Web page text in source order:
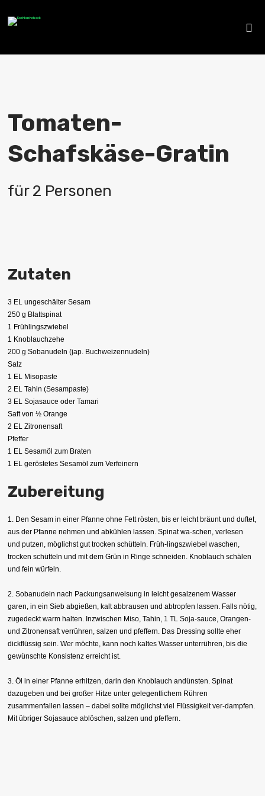
Tomaten-
Schafskäse-Gratin
für 2 Personen
Zutaten
3 EL ungeschälter Sesam
250 g Blattspinat
1 Frühlingszwiebel
1 Knoblauchzehe
200 g Sobanudeln (jap. Buchweizennudeln)
Salz
1 EL Misopaste
2 EL Tahin (Sesampaste)
3 EL Sojasauce oder Tamari
Saft von ½ Orange
2 EL Zitronensaft
Pfeffer
1 EL Sesamöl zum Braten
1 EL geröstetes Sesamöl zum Verfeinern
Zubereitung
1. Den Sesam in einer Pfanne ohne Fett rösten, bis er leicht bräunt und duftet,
aus der Pfanne nehmen und abkühlen lassen. Spinat wa-schen, verlesen
und putzen, möglichst gut trocken schütteln. Früh-lingszwiebel waschen,
trocken schütteln und mit dem Grün in Ringe schneiden. Knoblauch schälen
und fein würfeln.
2. Sobanudeln nach Packungsanweisung in leicht gesalzenem Wasser
garen, in ein Sieb abgießen, kalt abbrausen und abtropfen lassen. Falls nötig,
zugedeckt warm halten. Inzwischen Miso, Tahin, 1 TL Soja-sauce, Orangen-
und Zitronensaft verrühren, salzen und pfeffern. Das Dressing sollte eher
dickflüssig sein. Wer möchte, kann noch kaltes Wasser unterrühren, bis die
gewünschte Konsistenz erreicht ist.
3. Öl in einer Pfanne erhitzen, darin den Knoblauch andünsten. Spinat
dazugeben und bei großer Hitze unter gelegentlichem Rühren
zusammenfallen lassen – dabei sollte möglichst viel Flüssigkeit ver-dampfen.
Mit übriger Sojasauce ablöschen, salzen und pfeffern.